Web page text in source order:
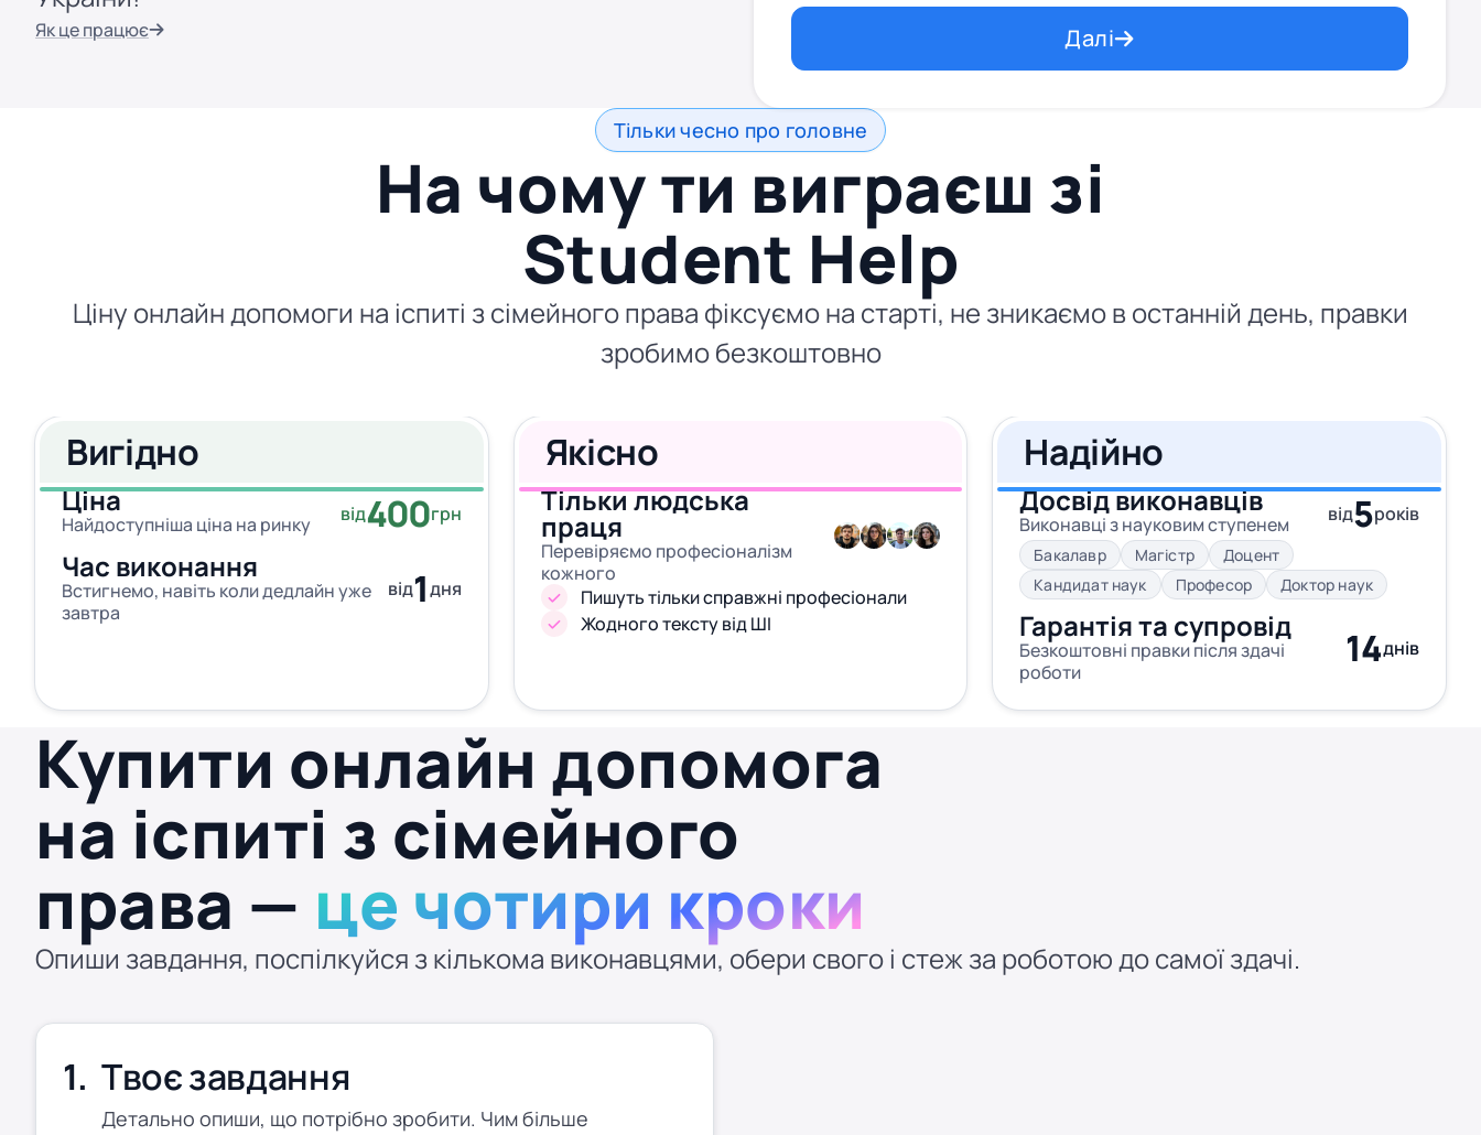
Як це працює Далі
Тільки чесно про головне
На чому ти виграєш зі
Student Help
Ціну онлайн допомоги на іспиті з сімейного права фіксуємо на старті, не зникаємо в останній день, правки
зробимо безкоштовно
Вигідно
Ціна
Найдоступніша ціна на ринку від400грн
Час виконання
Встигнемо, навіть коли дедлайн уже
завтра
від1дня
Якісно
Тільки людська
праця
Перевіряємо професіоналізм
кожного
Пишуть тільки справжні професіонали
Жодного тексту від ШІ
Надійно
Досвід виконавців
Виконавці з науковим ступенем від5років
Бакалавр Магістр
Доцент
Кандидат наук
Професор Доктор наук
Гарантія та супровід
Безкоштовні правки після здачі
роботи
14днів
Купити онлайн допомога
на іспиті з сімейного
права — це чотири кроки
Опиши завдання, поспілкуйся з кількома виконавцями, обери свого і стеж за роботою до самої здачі.
Твоє завдання
Детально опиши, що потрібно зробити. Чим більше